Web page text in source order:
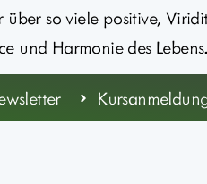
so viele positive,
und Harmonie des